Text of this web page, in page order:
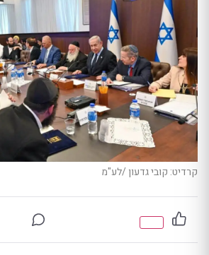
קרדיט: קובי גדעון /לע"מ